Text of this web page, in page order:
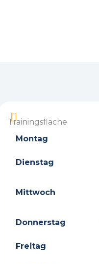
Trainingsfläche
Montag
Dienstag
Mittwoch
Donnerstag
Freitag